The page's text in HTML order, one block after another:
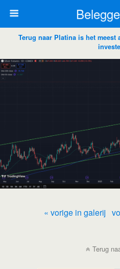
Terug naar Platina is het meest
« vorige in galerij
Terug